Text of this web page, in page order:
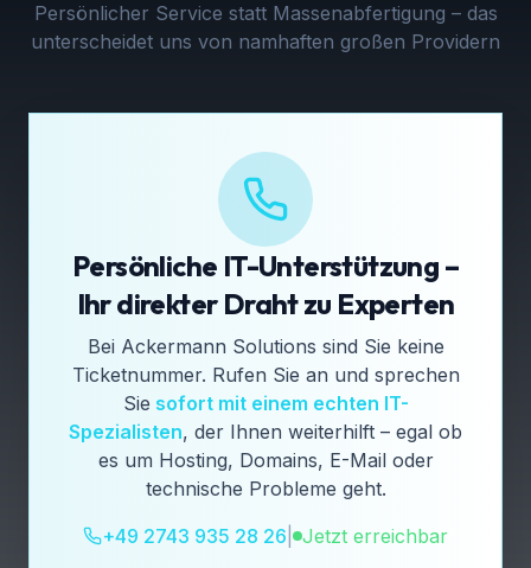
Persönlicher Service statt Massenabfertigung – das
unterscheidet uns von namhaften großen Providern
Persönliche IT-Unterstützung –
Ihr direkter Draht zu Experten
Bei Ackermann Solutions sind Sie keine
Ticketnummer. Rufen Sie an und sprechen
Sie sofort mit einem echten IT-
Spezialisten, der Ihnen weiterhilft – egal ob
es um Hosting, Domains, E-Mail oder
technische Probleme geht.
+49 2743 935 28 26
Jetzt erreichbar